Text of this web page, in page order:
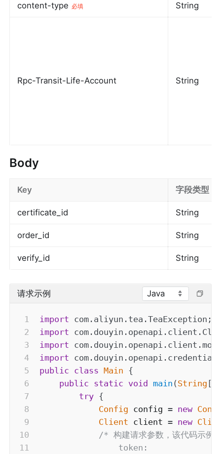
content-type 必填 String
Rpc-Transit-Life-Account String
Body
Key 字段类型
certificate_id String
order_id String
verify_id String
请求示例 Java
import com . aliyun . tea .TeaException ;
import com . douyin . openapi . client .
import com . douyin . openapi . client .
import com . douyin . openapi . credential
public class Main {
public static void main ( String [
try {
Config config = new
Client client = new
/* 构建请求参数，该代码示例
                token: